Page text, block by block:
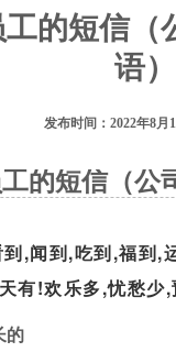
的短信
语）
发布时间：2022年8月
的短信（公
,闻到,吃到,福到,
有!欢乐多,忧愁
的